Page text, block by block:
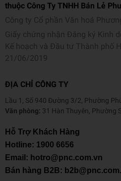
thuộc Công Ty TNHH Bán Lẻ
Công ty Cổ phần Văn hoá
Giấy chứng nhận Đăng ký Kinh
Kế hoạch và Đầu tư Thành phố
21/06/2019
ĐỊA CHỈ CÔNG TY
Lầu 1, Số 940 Đường 3/2, Phường
Văn phòng: 31 Hàn Thuyên, Phường
Hỗ Trợ Khách Hàng
Hotline: 1900 6656
Email: hotro@pnc.com.vn
Bán hàng B2B: